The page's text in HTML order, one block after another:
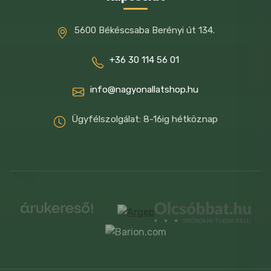
toluol (BHT) 115 mg, 1 g562 szepiolit 11 mg,
1a330 citromsav 19 mg, 1k284
ammónium-propionát 975 mg, 1m558i
bentonit 750 mg
5600 Békéscsaba Berényi út 134.
+36 30 114 56 01
info@nagyonallatshop.hu
Ügyfélszolgálat: 8-16ig hétköznap